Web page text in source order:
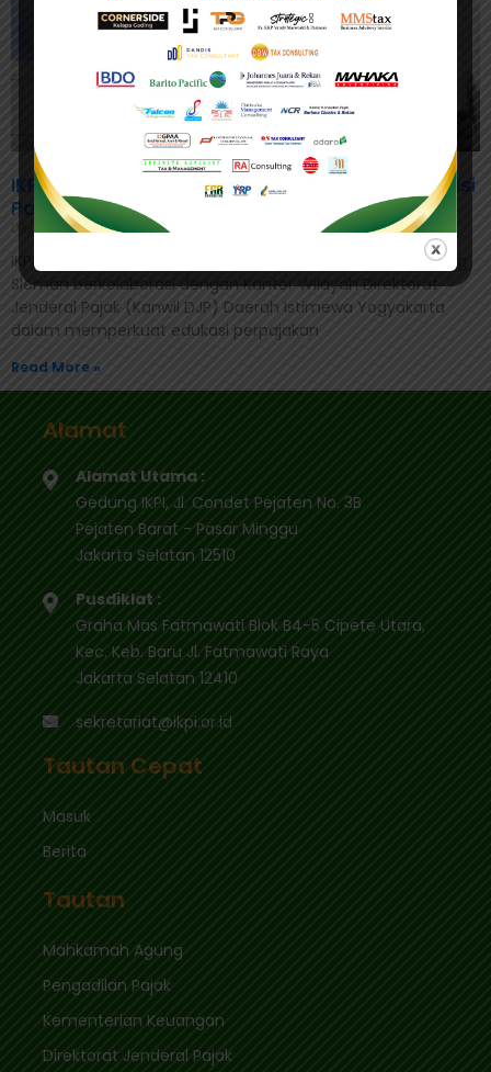
IKPI Sleman dan Kanwil DJP DIY Perkuat Edukasi
Pajak di Lingkungan Kampus
03/06/2026
IKPI, Sleman: Ikatan Konsultan Pajak Indonesia (IKPI) Cabang
Sleman berkolaborasi dengan Kantor Wilayah Direktorat
Jenderal Pajak (Kanwil DJP) Daerah Istimewa Yogyakarta
dalam memperkuat edukasi perpajakan
Read More »
Alamat
Alamat Utama :
Gedung IKPI, Jl. Condet Pejaten No. 3B
Pejaten Barat - Pasar Minggu
Jakarta Selatan 12510
Pusdiklat :
Graha Mas Fatmawati Blok B4-5 Cipete Utara,
Kec. Keb. Baru Jl. Fatmawati Raya
Jakarta Selatan 12410
sekretariat@ikpi.or.id
Tautan Cepat
Masuk
Berita
Tautan
Mahkamah Agung
Pengadilan Pajak
Kementerian Keuangan
Direktorat Jenderal Pajak